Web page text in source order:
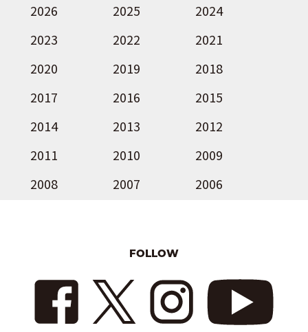
2026 2025
2024
2023
2022
2021
2020
2019
2018
2017
2016
2015
2014
2013
2012
2011
2010
2009
2008
2007 2006
FOLLOW